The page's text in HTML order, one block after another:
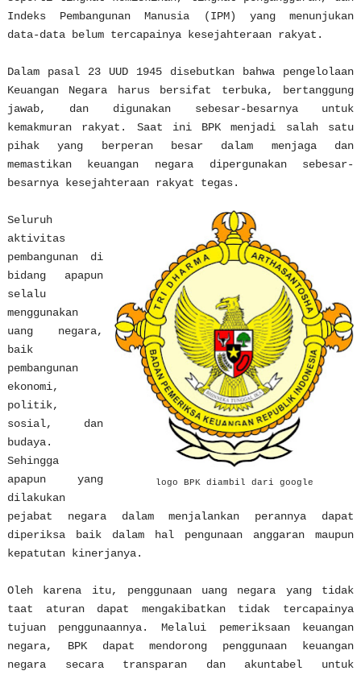
Indeks Pembangunan Manusia (IPM) yang menunjukan
data-data belum tercapainya kesejahteraan rakyat.
Dalam pasal 23 UUD 1945 disebutkan bahwa pengelolaan
Keuangan Negara harus bersifat terbuka, bertanggung
jawab, dan digunakan sebesar-besarnya untuk
kemakmuran rakyat. Saat ini BPK menjadi salah satu
pihak yang berperan besar dalam menjaga dan
memastikan keuangan negara dipergunakan sebesar-
besarnya kesejahteraan rakyat tegas.
logo BPK diambil dari google
Seluruh
aktivitas
pembangunan di
bidang apapun
selalu
menggunakan
uang negara,
baik
pembangunan
ekonomi,
politik,
sosial, dan
budaya.
Sehingga
apapun yang
dilakukan
pejabat negara dalam menjalankan perannya dapat
diperiksa baik dalam hal pengunaan anggaran maupun
kepatutan kinerjanya.
Oleh karena itu, penggunaan uang negara yang tidak
taat aturan dapat mengakibatkan tidak tercapainya
tujuan penggunaannya. Melalui pemeriksaan keuangan
negara, BPK dapat mendorong penggunaan keuangan
negara secara transparan dan akuntabel untuk